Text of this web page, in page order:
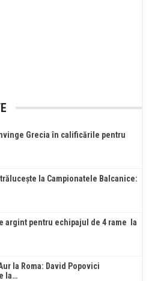
Grecia în calificările pentru
la Campionatele Balcanice:
argint pentru echipajul de 4 rame la
la Roma: David Popovici
la…